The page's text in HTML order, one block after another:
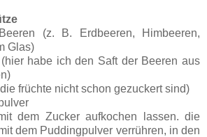
(z. B. Erdbeeren, Himbeeren,
Glas)
hier habe ich den Saft der Beeren aus
früchte nicht schon gezuckert sind)
dem Zucker aufkochen lassen. die
dem Puddingpulver verrühren, in den